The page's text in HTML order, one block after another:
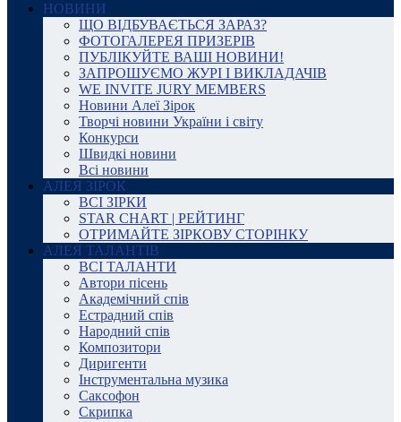
НОВИНИ
ЩО ВІДБУВАЄТЬСЯ ЗАРАЗ?
ФОТОГАЛЕРЕЯ ПРИЗЕРІВ
ПУБЛІКУЙТЕ ВАШІ НОВИНИ!
ЗАПРОШУЄМО ЖУРІ І ВИКЛАДАЧІВ
WE INVITE JURY MEMBERS
Новини Алеї Зірок
Творчі новини України і світу
Конкурси
Швидкі новини
Всі новини
АЛЕЯ ЗІРОК
ВСІ ЗІРКИ
STAR CHART | РЕЙТИНГ
ОТРИМАЙТЕ ЗІРКОВУ СТОРІНКУ
АЛЕЯ ТАЛАНТІВ
ВСІ ТАЛАНТИ
Автори пісень
Академічний спів
Естрадний спів
Народний спів
Композитори
Диригенти
Інструментальна музика
Саксофон
Скрипка